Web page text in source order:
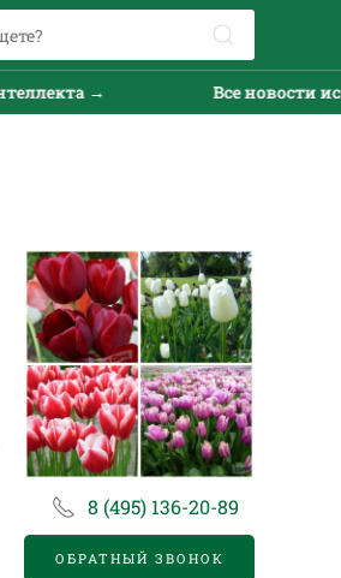
Все новости искусственного
8 (495) 136-20-89
ОБРАТНЫЙ ЗВОНОК